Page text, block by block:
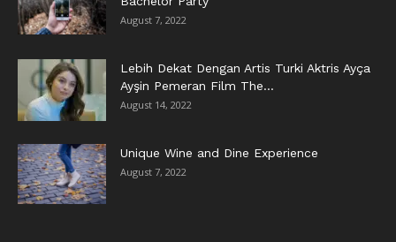
August 7, 2022
Lebih Dekat Dengan Artis Turki Aktris Ayça
Ayşin Pemeran Film The...
August 14, 2022
Unique Wine and Dine Experience
August 7, 2022